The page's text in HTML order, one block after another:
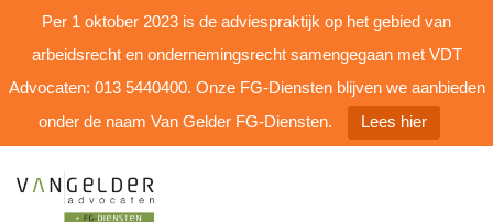
Per 1 oktober 2023 is de adviespraktijk op het gebied van
arbeidsrecht en ondernemingsrecht samengegaan met VDT
Advocaten: 013 5440400. Onze FG-Diensten blijven we aanbieden
onder de naam Van Gelder FG-Diensten.
Lees hier